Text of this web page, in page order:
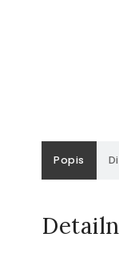
Popis